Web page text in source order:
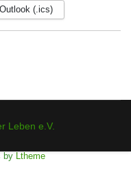
Outlook (.ics)
Leben e.V.
by Ltheme